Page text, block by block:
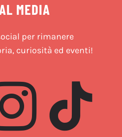
MEDIA
per rimanere
curiosità ed eventi!